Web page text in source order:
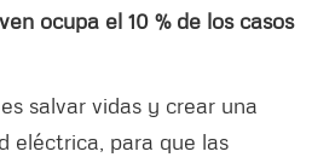
ocupa el 10 % de los casos
salvar vidas y crear una
eléctrica, para que las